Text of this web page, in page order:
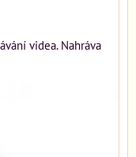
videa. Nahráva